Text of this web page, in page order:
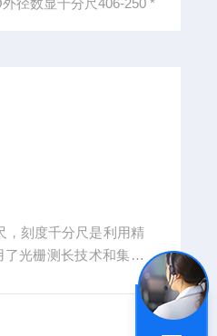
径数显千分尺406-250 *
，刻度千分尺是利用精
光栅测长技术和集成